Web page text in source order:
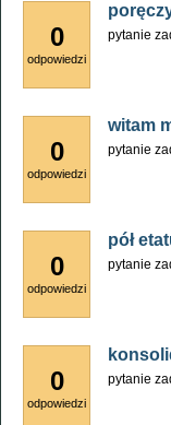
0
odpowiedzi
pytanie
0
odpowiedzi
witam
pytanie
0
odpowiedzi
pół
pytanie
0
odpowiedzi
pytanie